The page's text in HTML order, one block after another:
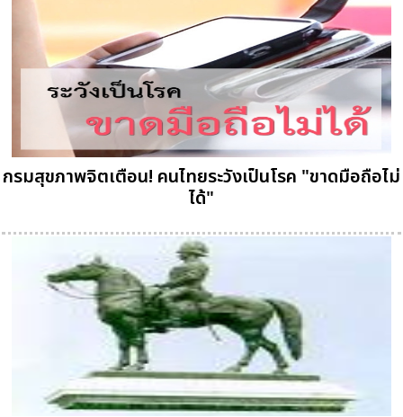
กรมสุขภาพจิตเตือน! คนไทยระวังเป็นโรค "ขาดมือถือไม่
ได้"